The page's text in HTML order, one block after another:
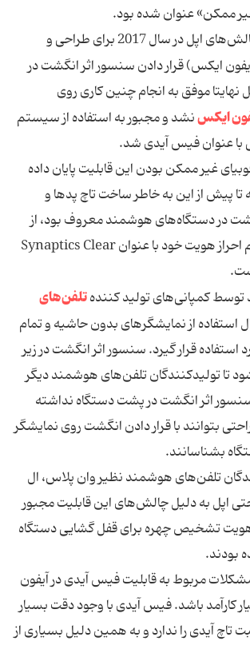
ممکن» عنوان شده بود.
یکی از مهم ترین چالش‌های اپل در سال 2017 برای طراحی و
ایکس) قرار دادن سنسور اثر انگشت در
نهایتا موفق به انجام چنین کاری روی
ایکسنشد و مجبور به استفاده از سیستم
با عنوان فیس آیدی شد.
غیر ممکن بودن این قابلیت پایان داده
پیش از این به خاطر ساخت تاچ پدها و
در دستگاه‌های هوشمند معروف بود، از
نسل جدید سیستم احراز هویت خود با عنوان Synaptics Clear
توسط کمپانی‌های تولید کنندهتلفن‌های
استفاده از نمایشگرهای بدون حاشیه و تمام
قرار گیرد. سنسور اثر انگشت در زیر
تا تولیدکنندگان تلفن‌های هوشمند دیگر
سنسور اثر انگشت در پشت دستگاه نداشته
بتوانند با قرار دادن انگشت روی نمایشگر
بشناسانند.
تلفن‌های هوشمند نظیر وان پلاس، ال
اپل به دلیل چالش‌های این قابلیت مجبور
هویت تشخیص چهره برای قفل گشایی دستگاه
بودند.
مربوط به قابلیت فیس آیدی در آیفون
کارآمد باشد. فیس آیدی با وجود دقت بسیار
تاچ آیدی را ندارد و به همین دلیل بسیاری از